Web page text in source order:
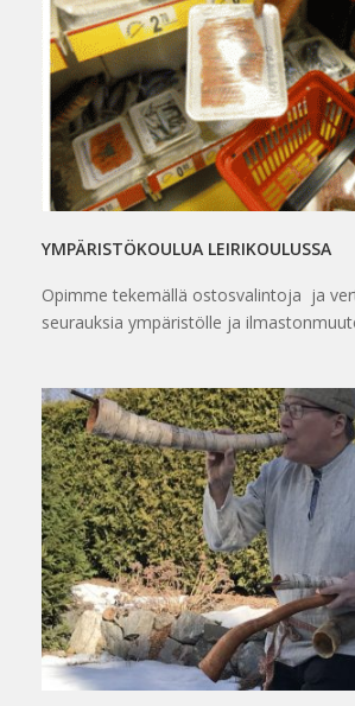
YMPÄRISTÖKOULUA LEIRIKOULUSSA
Opimme tekemällä ostosvalintoja ja
seurauksia ympäristölle ja